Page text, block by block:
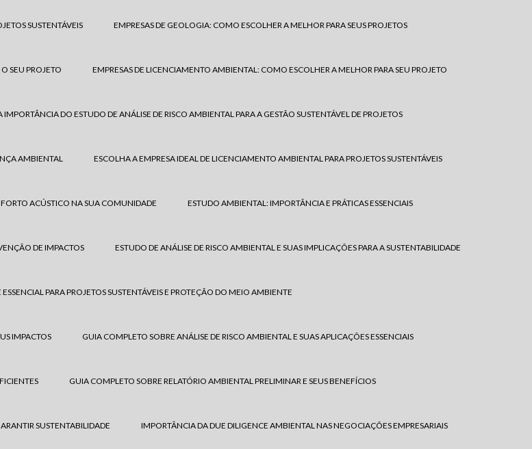
SUSTENTÁVEIS EMPRESAS DE GEOLOGIA: COMO ESCOLHER A MELHOR PARA SEUS PROJETOS
SEU PROJETO EMPRESAS DE LICENCIAMENTO AMBIENTAL: COMO ESCOLHER A MELHOR PARA SEU PROJETO
IMPORTÂNCIA DO ESTUDO DE ANÁLISE DE RISCO AMBIENTAL PARA A GESTÃO SUSTENTÁVEL DE PROJETOS
AMBIENTAL ESCOLHA A EMPRESA IDEAL DE LICENCIAMENTO AMBIENTAL PARA PROJETOS SUSTENTÁVEIS
ACÚSTICO NA SUA COMUNIDADE ESTUDO AMBIENTAL: IMPORTÂNCIA E PRÁTICAS ESSENCIAIS
DE IMPACTOS ESTUDO DE ANÁLISE DE RISCO AMBIENTAL E SUAS IMPLICAÇÕES PARA A SUSTENTABILIDADE
PARA PROJETOS SUSTENTÁVEIS E PROTEÇÃO DO MEIO AMBIENTE
IMPACTOS GUIA COMPLETO SOBRE ANÁLISE DE RISCO AMBIENTAL E SUAS APLICAÇÕES ESSENCIAIS
GUIA COMPLETO SOBRE RELATÓRIO AMBIENTAL PRELIMINAR E SEUS BENEFÍCIOS
SUSTENTABILIDADE IMPORTÂNCIA DA DUE DILIGENCE AMBIENTAL NAS NEGOCIAÇÕES EMPRESARIAIS